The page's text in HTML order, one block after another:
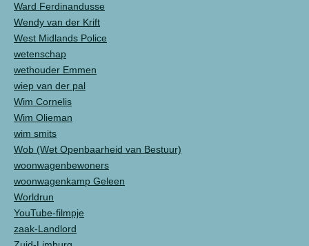
Ward Ferdinandusse
Wendy van der Krift
West Midlands Police
wetenschap
wethouder Emmen
wiep van der pal
Wim Cornelis
Wim Olieman
wim smits
Wob (Wet Openbaarheid van Bestuur)
woonwagenbewoners
woonwagenkamp Geleen
Worldrun
YouTube-filmpje
zaak-Landlord